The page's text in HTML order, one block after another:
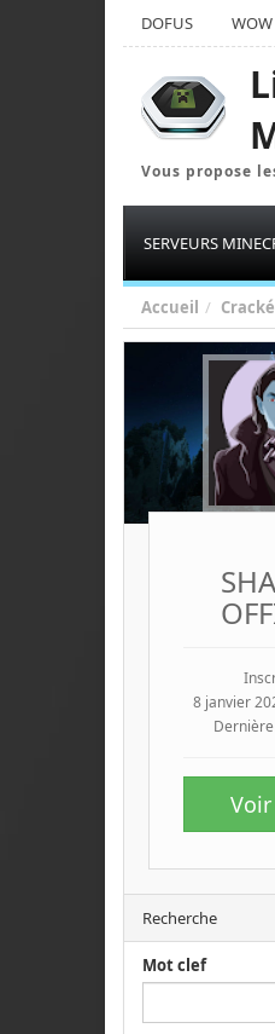
DOFUS WOW
Vous propose
SERVEURS
Accueil Cracké
8 janvier
Recherche
Mot clef